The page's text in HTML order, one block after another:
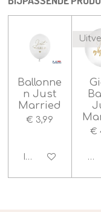
r
e
r
e
r
e
r
e
e
n
Ballonne
n Just
Married
€ 3,99
In winkelwagen
€